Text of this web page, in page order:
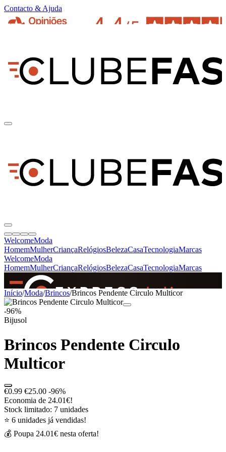
Contacto & Ajuda
WelcomeModa
HomemMulherCriançaRelógiosBelezaCasaTecnologiaMarcas
WelcomeModa
HomemMulherCriançaRelógiosBelezaCasaTecnologiaMarcas
SINCE 2005
Início/Moda/Brincos/Brincos Pendente Circulo Multicor
-96%
Bijusol
Brincos Pendente Circulo
Multicor
€0.99 €25.00 -96%
Economia de 24.01€!
Stock limitado: 7 unidades
⭐ 6 unidades já vendidas!
💰 Poupa 24.01€ nesta oferta!